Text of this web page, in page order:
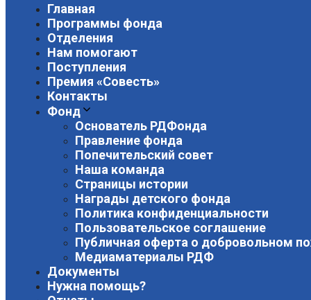
Главная
Программы фонда
Отделения
Нам помогают
Поступления
Премия «Совесть»
Контакты
Фонд
Основатель РДФонда
Правление фонда
Попечительский совет
Наша команда
Страницы истории
Награды детского фонда
Политика конфиденциальности
Пользовательское соглашение
Публичная оферта о добровольном
Медиаматериалы РДФ
Документы
Нужна помощь?